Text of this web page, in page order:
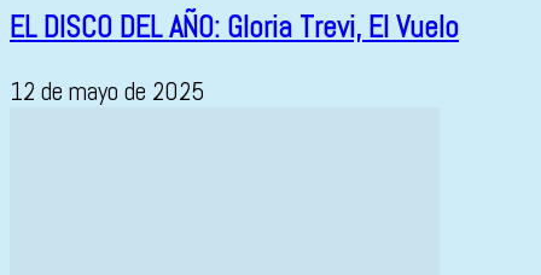
EL DISCO DEL AÑO: Gloria Trevi, El Vuelo
12 de mayo de 2025